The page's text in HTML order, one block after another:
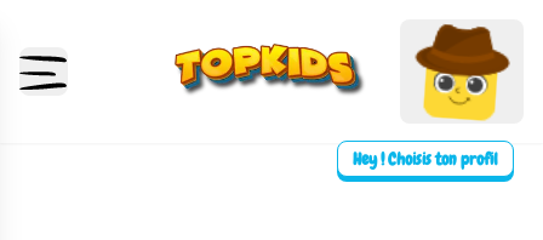
Hey ! Choisis ton profil